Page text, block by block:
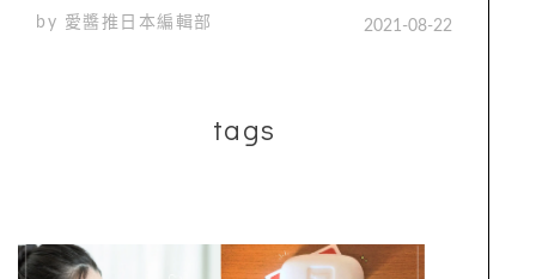
by 愛醬推日本編輯部 2021-08-22
tags